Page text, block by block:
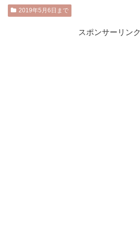
2019年5月6日まで
スポンサーリンク